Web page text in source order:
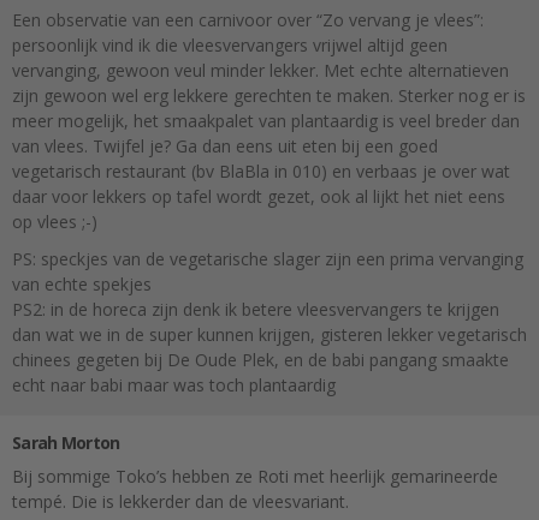
Een observatie van een carnivoor over “Zo vervang je vlees”:
persoonlijk vind ik die vleesvervangers vrijwel altijd geen
vervanging, gewoon veul minder lekker. Met echte alternatieven
zijn gewoon wel erg lekkere gerechten te maken. Sterker nog er is
meer mogelijk, het smaakpalet van plantaardig is veel breder dan
van vlees. Twijfel je? Ga dan eens uit eten bij een goed
vegetarisch restaurant (bv BlaBla in 010) en verbaas je over wat
daar voor lekkers op tafel wordt gezet, ook al lijkt het niet eens
op vlees ;-)
PS: speckjes van de vegetarische slager zijn een prima vervanging
van echte spekjes
PS2: in de horeca zijn denk ik betere vleesvervangers te krijgen
dan wat we in de super kunnen krijgen, gisteren lekker vegetarisch
chinees gegeten bij De Oude Plek, en de babi pangang smaakte
echt naar babi maar was toch plantaardig
Sarah Morton
Bij sommige Toko’s hebben ze Roti met heerlijk gemarineerde
tempé. Die is lekkerder dan de vleesvariant.